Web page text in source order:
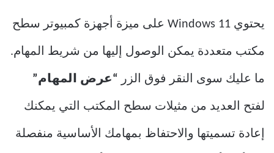
يحتوي Windows 11 على ميزة أجهزة كمبيوتر سطح
مكتب متعددة يمكن الوصول إليها من شريط المهام.
ما عليك سوى النقر فوق الزر “عرض المهام”
لفتح العديد من مثيلات سطح المكتب التي يمكنك
إعادة تسميتها والاحتفاظ بمهامك الأساسية منفصلة